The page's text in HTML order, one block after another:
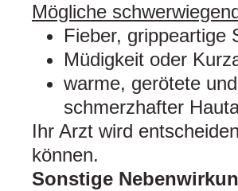
Mögliche
Fieber, grippeartige
Müdigkeit oder
warme, gerötete
schmerzhafter
Ihr Arzt wird
können.
Sonstige